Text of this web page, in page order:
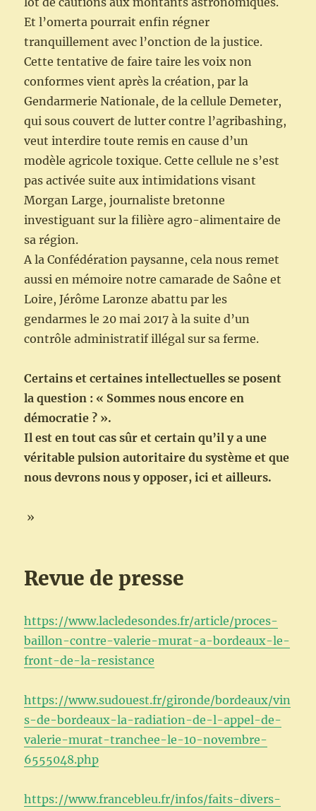
Et l’omerta pourrait enfin régner
tranquillement avec l’onction de la justice.
Cette tentative de faire taire les voix non
conformes vient après la création, par la
Gendarmerie Nationale, de la cellule Demeter,
qui sous couvert de lutter contre l’agribashing,
veut interdire toute remis en cause d’un
modèle agricole toxique. Cette cellule ne s’est
pas activée suite aux intimidations visant
Morgan Large, journaliste bretonne
investiguant sur la filière agro-alimentaire de
sa région.
A la Confédération paysanne, cela nous remet
aussi en mémoire notre camarade de Saône et
Loire, Jérôme Laronze abattu par les
gendarmes le 20 mai 2017 à la suite d’un
contrôle administratif illégal sur sa ferme.
Certains et certaines intellectuelles se posent
la question : « Sommes nous encore en
démocratie ? ».
Il est en tout cas sûr et certain qu’il y a une
véritable pulsion autoritaire du système et que
nous devrons nous y opposer, ici et ailleurs.
»
Revue de presse
https://www.lacledesondes.fr/article/proces-
baillon-contre-valerie-murat-a-bordeaux-le-
front-de-la-resistance
https://www.sudouest.fr/gironde/bordeaux/vin
s-de-bordeaux-la-radiation-de-l-appel-de-
valerie-murat-tranchee-le-10-novembre-
6555048.php
https://www.francebleu.fr/infos/faits-divers-